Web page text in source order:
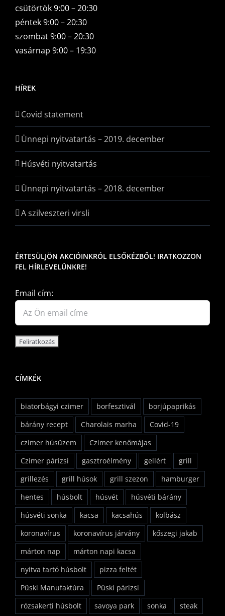
csütörtök 9:00 – 20:30
péntek 9:00 – 20:30
szombat 9:00 – 20:30
vasárnap 9:00 – 19:30
HÍREK
Covid statement
Ünnepi nyitvatartás – 2019. december
Húsvéti nyitvatartás
Ünnepi nyitvatartás – 2018. december
A szilveszteri virsli
ÉRTESÜLJÖN AKCIÓINKRÓL ELSŐKÉZBŐL! IRATKOZZON
FEL HÍRLEVELÜNKRE!
Email cím:
CÍMKÉK
biatorbágyi czimer borfesztivál
borjúpaprikás
bárány recept
Charolais marha
Covid-19
czimer húsüzem
Czimer kenőmájas
Czimer párizsi
gasztroélmény gellért
grill
grillezés
grill húsok grill szezon
hamburger
hentes
húsbolt húsvét
húsvéti bárány
húsvéti sonka
kacsa kacsahús
kolbász
koronavírus
koronavírus járvány
kőszegi jakab
márton nap
márton napi kacsa
nyitva tartó húsbolt
pizza feltét
Püski Manufaktúra
Püski párizsi
rózsakerti húsbolt
savoya park sonka steak